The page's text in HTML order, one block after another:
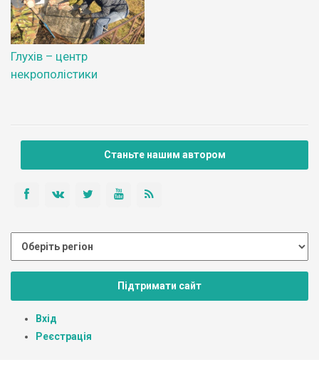
Глухів – центр
некрополістики
Станьте нашим автором
Підтримати сайт
Вхід
Реєстрація